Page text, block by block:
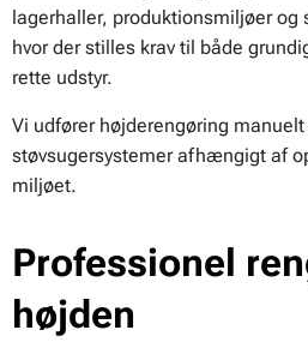
lagerhaller, produktionsmiljøer og
hvor der stilles krav til både
rette udstyr.
Vi udfører højderengøring
støvsugersystemer afhængigt af
miljøet.
Professionel
højden